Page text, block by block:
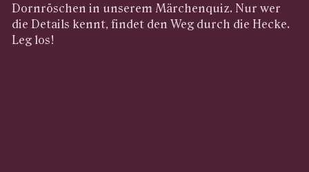
Dornröschen in unserem Märchenquiz. Nur wer
die Details kennt, findet den Weg durch die Hecke.
Leg los!